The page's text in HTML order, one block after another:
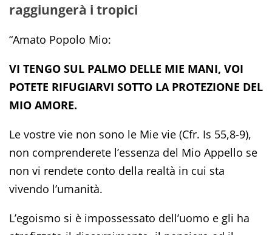
raggiungerà i tropici
“Amato Popolo Mio:
VI TENGO SUL PALMO DELLE MIE MANI, VOI
POTETE RIFUGIARVI SOTTO LA PROTEZIONE DEL
MIO AMORE.
Le vostre vie non sono le Mie vie (Cfr. Is 55,8-9),
non comprenderete l’essenza del Mio Appello se
non vi rendete conto della realtà in cui sta
vivendo l’umanità.
L’egoismo si è impossessato dell’uomo e gli ha